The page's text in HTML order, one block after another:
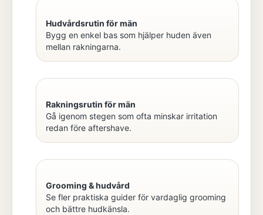
Hudvårdsrutin för män
Bygg en enkel bas som hjälper huden även
mellan rakningarna.
Rakningsrutin för män
Gå igenom stegen som ofta minskar irritation
redan före aftershave.
Grooming & hudvård
Se fler praktiska guider för vardaglig grooming
och bättre hudkänsla.